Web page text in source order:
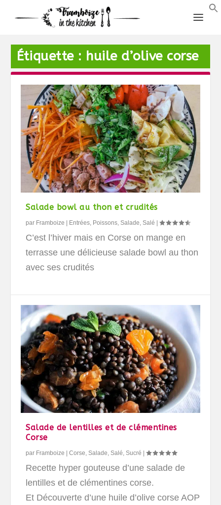
Étiquette : huile d’olive corse
Salade bowl au thon et crudités
par Framboize | Entrées Poissons ,Salade ,Salé |
C’est l’hiver mais en Corse on mange en
terrasse une délicieuse salade bowl au thon
avec ses crudités
Salade de lentilles et de clémentines
Corse
par Framboize |Corse ,Salade ,Salé ,Sucré |
Recette hyper gouteuse d’une salade de
lentilles et de clémentines corse.
Et Découverte d’une huile d’olive corse AOP